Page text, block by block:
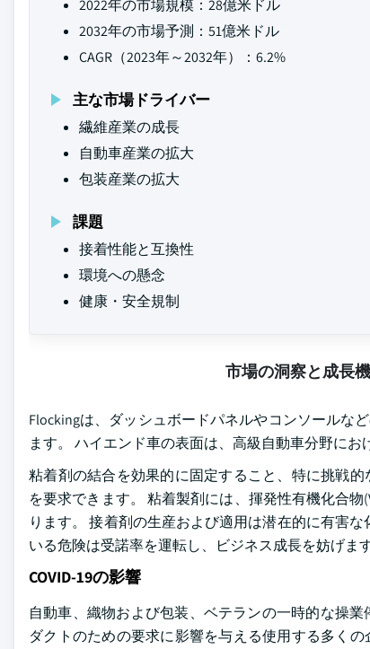
2022年の市場規模：28億米ドル
2032年の市場予測：51億米ドル
CAGR（2023年～2032年）：6.2%
主な市場ドライバー
繊維産業の成長
自動車産業の拡大
包装産業の拡大
課題
接着性能と互換性
環境への懸念
健康・安全規制
市場の洞察と成長
Flockingは、ダッシュボードパネルやコンソールな
ます。 ハイエンド車の表面は、高級自動車分野に
粘着剤の結合を効果的に固定すること、特に挑戦
を要求できます。 粘着製剤には、揮発性有機化合
ります。 接着剤の生産および適用は潜在的に有害
いる危険は受諾率を運転し、ビジネス成長を妨げます
COVID-19の影響
自動車、織物および包装、ベテランの一時的な操
ダクトのための要求に影響を与える使用する多く